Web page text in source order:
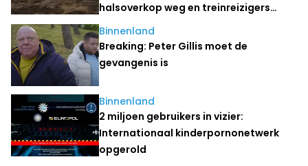
halsoverkop weg en treinreizigers
stranden
Binnenland
Breaking: Peter Gillis moet de
gevangenis is
Binnenland
2 miljoen gebruikers in vizier:
Internationaal kinderpornonetwerk
opgerold